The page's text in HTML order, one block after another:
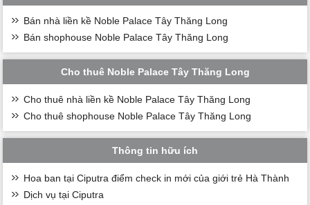
Bán nhà liền kề Noble Palace Tây Thăng Long
Bán shophouse Noble Palace Tây Thăng Long
Cho thuê Noble Palace Tây Thăng Long
Cho thuê nhà liền kề Noble Palace Tây Thăng Long
Cho thuê shophouse Noble Palace Tây Thăng Long
Thông tin hữu ích
Hoa ban tại Ciputra điểm check in mới của giới trẻ Hà Thành
Dịch vụ tại Ciputra